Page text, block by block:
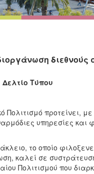
διεθνούς
Δελτίο Τύπου
Πολιτισμό προτείνει,
υπηρεσίες και
το οποίο
καλεί σε
Πολιτισμού που